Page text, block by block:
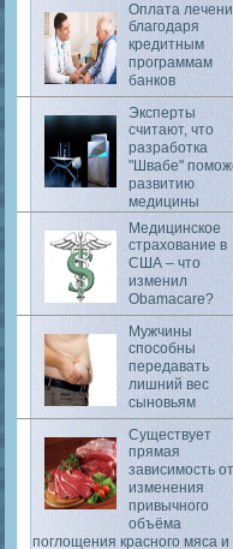
Оплата
благодаря
кредитным
программам
банков
Эксперты
считают, что
разработка
"Швабе"
развитию
медицины
Медицинское
страхование в
США – что
изменил
Obamacare?
Мужчины
способны
передавать
лишний вес
сыновьям
Существует
прямая
зависимость от
изменения
привычного
объёма
поглощения красного мяса и